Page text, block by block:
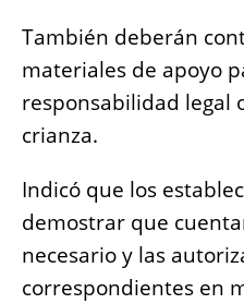
También deberán
materiales de apoyo
responsabilidad legal
crianza.
Indicó que los
demostrar que
necesario y las
correspondientes en